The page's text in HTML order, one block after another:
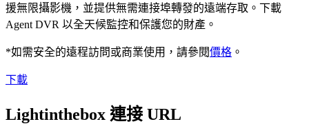
援無限攝影機，並提供無需連接埠轉發的遠端存取。下載
Agent DVR 以全天候監控和保護您的財產。
*如需安全的遠程訪問或商業使用，請參閱價格 。
下載
Lightinthebox 連接 URL